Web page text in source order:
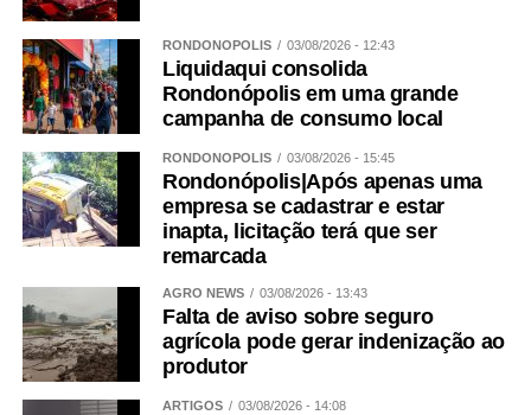
RONDONÓPOLIS 03/08/2026 - 12:43
Liquidaqui consolida
Rondonópolis em uma grande
campanha de consumo local
RONDONÓPOLIS 03/08/2026 - 15:45
Rondonópolis|Após apenas uma
empresa se cadastrar e estar
inapta, licitação terá que ser
remarcada
AGRO NEWS 03/08/2026 - 13:43
Falta de aviso sobre seguro
agrícola pode gerar indenização ao
produtor
ARTIGOS 03/08/2026 - 14:08